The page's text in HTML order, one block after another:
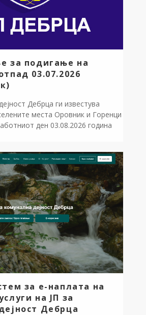
за подигање на
03.07.2026
Дебрца ги известува
места Оровник и Горенци
ден 03.08.2026 година
на одпадот ќе се изврши во
година Ви благодариме на
за е-наплата на
на ЈП за
Дебрца